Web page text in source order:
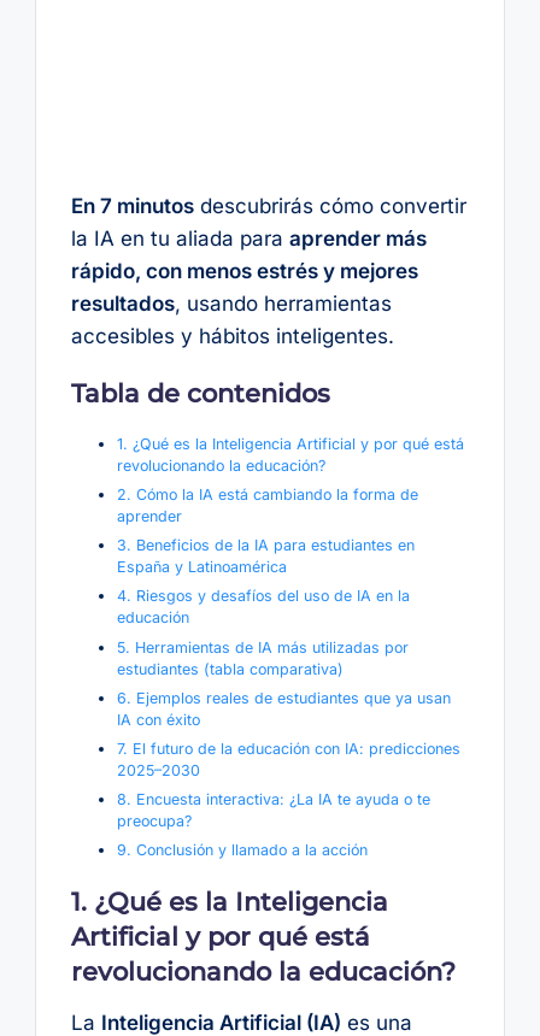
En 7 minutosdescubrirás cómo convertir
la IA en tu aliada para aprender más
rápido, con menos estrés y mejores
resultados, usando herramientas
accesibles y hábitos inteligentes.
Tabla de contenidos
1. ¿Qué es la Inteligencia Artificial y por qué está
revolucionando la educación?
2. Cómo la IA está cambiando la forma de
aprender
3. Beneficios de la IA para estudiantes en
España y Latinoamérica
4. Riesgos y desafíos del uso de IA en la
educación
5. Herramientas de IA más utilizadas por
estudiantes (tabla comparativa)
6. Ejemplos reales de estudiantes que ya usan
IA con éxito
7. El futuro de la educación con IA: predicciones
2025–2030
8. Encuesta interactiva: ¿La IA te ayuda o te
preocupa?
9. Conclusión y llamado a la acción
1. ¿Qué es la Inteligencia
Artificial y por qué está
revolucionando la educación?
La Inteligencia Artificial (IA) es una